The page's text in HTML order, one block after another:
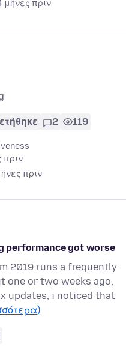
μήνες πριν
2 119
πριν
πριν
performance got worse
2019 runs a frequently
one or two weeks ago,
updates, i noticed that